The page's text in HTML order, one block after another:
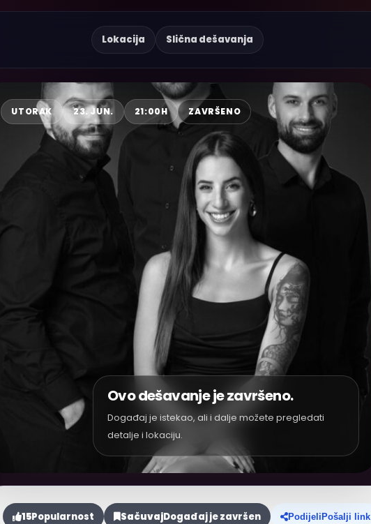
Lokacija Slična dešavanja
UTORAK 23. JUN. 21:00H ZAVRŠENO
Ovo dešavanje je završeno.
Događaj je istekao, ali i dalje možete pregledati
detalje i lokaciju.
15Popularnost SačuvajDogađaj je završen PodijeliPošalji link